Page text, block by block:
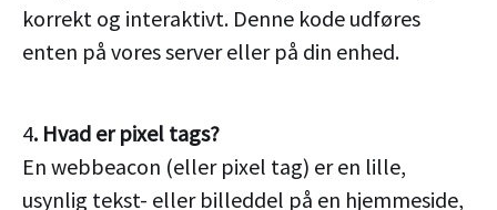
korrekt og interaktivt. Denne kode udføres
enten på vores server eller på din enhed.
4. Hvad er pixel tags?
En webbeacon (eller pixel tag) er en lille,
usynlig tekst- eller billeddel på en hjemmeside,